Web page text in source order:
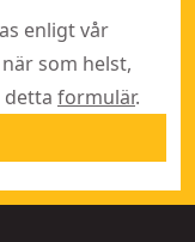
enligt vår
som helst,
detta formulär.